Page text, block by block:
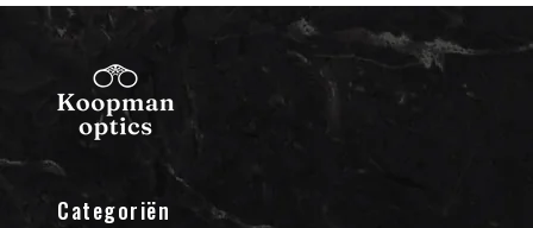
Categoriën